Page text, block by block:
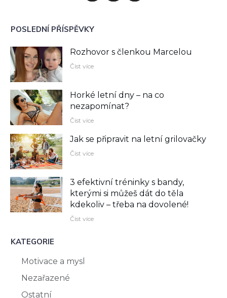
POSLEDNÍ PŘÍSPĚVKY
Rozhovor s členkou Marcelou
Číst více
Horké letní dny – na co
nezapomínat?
Číst více
Jak se připravit na letní grilovačky
Číst více
3 efektivní tréninky s bandy,
kterými si můžeš dát do těla
kdekoliv –⁠ třeba na dovolené!
Číst více
KATEGORIE
Motivace a mysl
Nezařazené
Ostatní